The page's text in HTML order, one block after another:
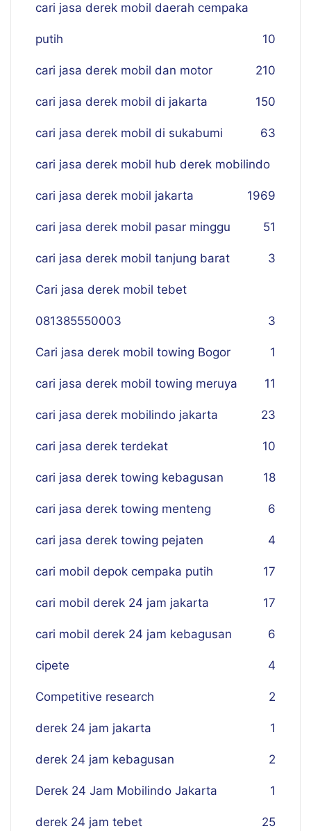
cari jasa derek mobil daerah cempaka
putih 10
cari jasa derek mobil dan motor 210
cari jasa derek mobil di jakarta 150
cari jasa derek mobil di sukabumi 63
cari jasa derek mobil hub derek mobilindo
69
cari jasa derek mobil jakarta 19
cari jasa derek mobil pasar minggu 51
cari jasa derek mobil tanjung barat 3
Cari jasa derek mobil tebet
081385550003 3
Cari jasa derek mobil towing Bogor 1
cari jasa derek mobil towing meruya 11
cari jasa derek mobilindo jakarta 23
cari jasa derek terdekat 10
cari jasa derek towing kebagusan 18
cari jasa derek towing menteng 6
cari jasa derek towing pejaten 4
cari mobil depok cempaka putih 17
cari mobil derek 24 jam jakarta 17
cari mobil derek 24 jam kebagusan 6
cipete 4
Competitive research 2
derek 24 jam jakarta 1
derek 24 jam kebagusan 2
Derek 24 Jam Mobilindo Jakarta 1
derek 24 jam tebet 25